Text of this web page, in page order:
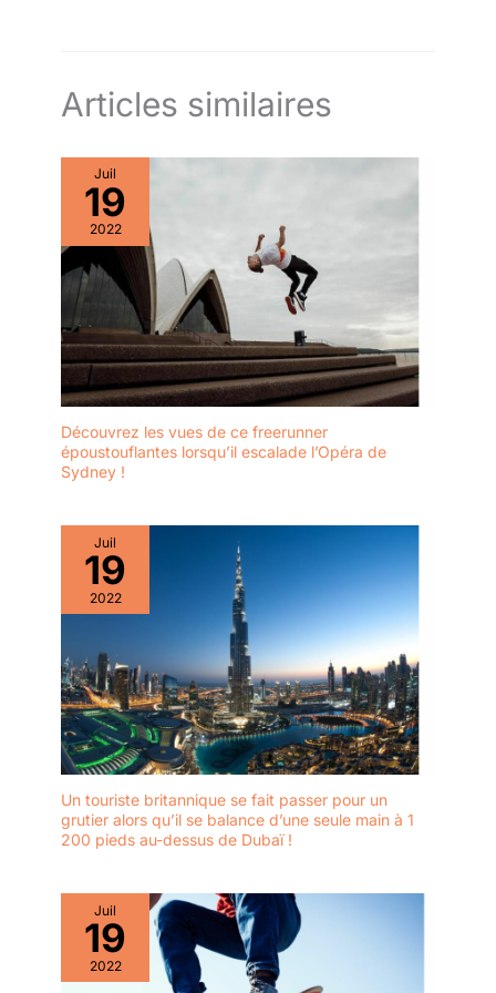
Articles similaires
Juil
19
2022
Découvrez les vues de ce freerunner
époustouflantes lorsqu’il escalade l’Opéra de
Sydney !
Juil
19
2022
Un touriste britannique se fait passer pour un
grutier alors qu’il se balance d’une seule main à 1
200 pieds au-dessus de Dubaï !
Juil
19
2022